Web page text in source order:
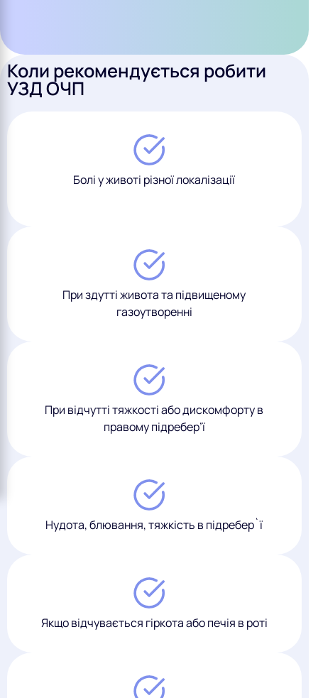
Коли рекомендується робити
УЗД ОЧП
Болі у животі різної локалізації
При здутті живота та підвищеному
газоутворенні
При відчутті тяжкості або дискомфорту в
правому підребер’ї
Нудота, блювання, тяжкість в підребер`ї
Якщо відчувається гіркота або печія в роті